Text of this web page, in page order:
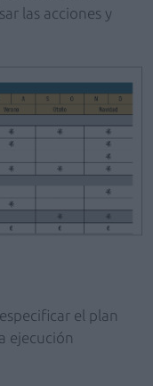
las acciones y
el plan
ejecución